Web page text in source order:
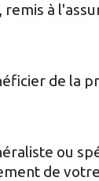
à
de la
ou
de